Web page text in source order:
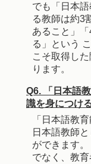
でも「日本
る教師は約3
あること」
る」という
こそ取得し
ります。
Q6. 「日本語
識を身につけ
「日本語教
日本語教師
ができます
でなく、教